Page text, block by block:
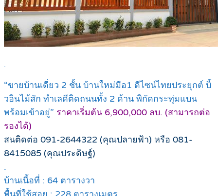
.
“ขายบ้านเดี่ยว 2 ชั้น บ้านใหม่มือ1 ดีไซน์ไทยประยุกต์ บิ้
วอินไม้สัก ทำเลดีติดถนนทั้ง 2 ด้าน พิกัดกระทุ่มแบน
พร้อมเข้าอยู่” ราคาเริ่มต้น 6,900,000 ลบ. (สามารถต่อ
รองได้)
สนติดต่อ 091-2644322 (คุณปลายฟ้า) หรือ 081-
8415085 (คุณประดิษฐ์)
.
บ้านเนื้อที่ : 64 ตารางวา